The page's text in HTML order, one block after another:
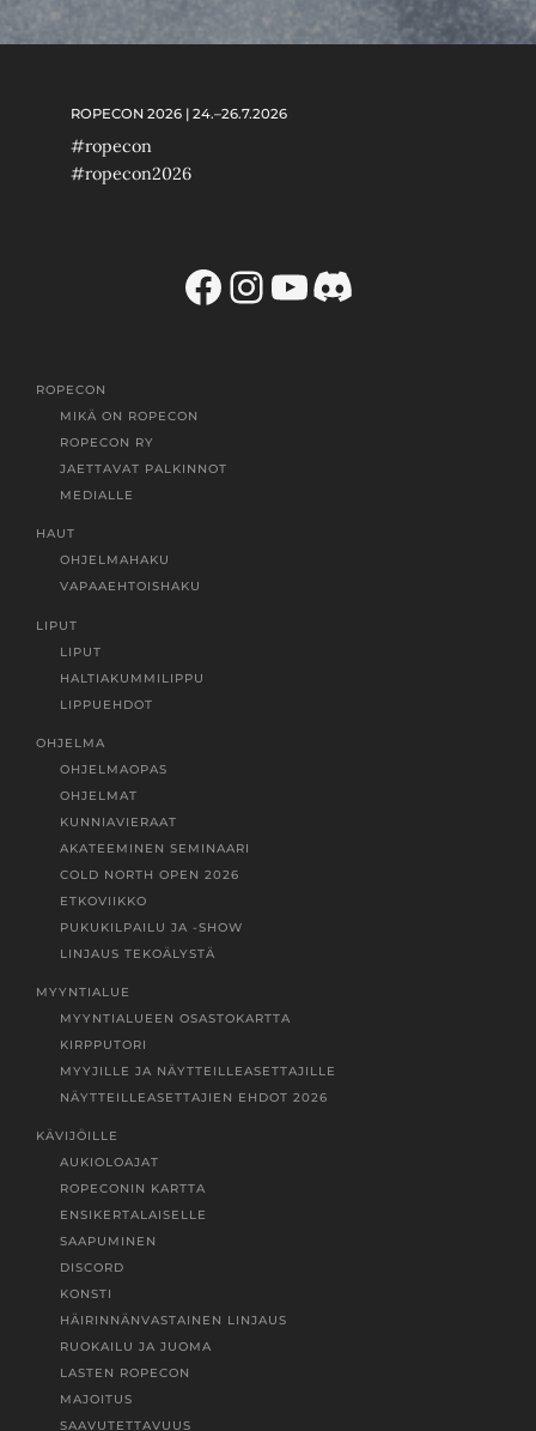
ROPECON 2026 | 24.–26.7.2026
#ropecon
#ropecon2026
Facebook
Instagram
YouTube
Discord
ROPECON
MIKÄ ON ROPECON
ROPECON RY
JAETTAVAT PALKINNOT
MEDIALLE
HAUT
OHJELMAHAKU
VAPAAEHTOISHAKU
LIPUT
LIPUT
HALTIAKUMMILIPPU
LIPPUEHDOT
OHJELMA
OHJELMAOPAS
OHJELMAT
KUNNIAVIERAAT
AKATEEMINEN SEMINAARI
COLD NORTH OPEN 2026
ETKOVIIKKO
PUKUKILPAILU JA -SHOW
LINJAUS TEKOÄLYSTÄ
MYYNTIALUE
MYYNTIALUEEN OSASTOKARTTA
KIRPPUTORI
MYYJILLE JA NÄYTTEILLEASETTAJILLE
NÄYTTEILLEASETTAJIEN EHDOT 2026
KÄVIJÖILLE
AUKIOLOAJAT
ROPECONIN KARTTA
ENSIKERTALAISELLE
SAAPUMINEN
DISCORD
KONSTI
HÄIRINNÄNVASTAINEN LINJAUS
RUOKAILU JA JUOMA
LASTEN ROPECON
MAJOITUS
SAAVUTETTAVUUS